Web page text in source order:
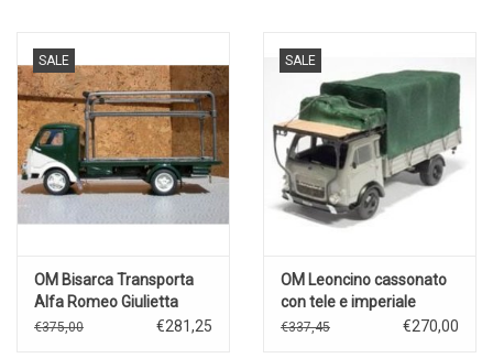
SALE
OM Bisarca Transporta
Alfa Romeo Giulietta
Zagato Le
€375,00 €281,25
SALE
OM Leoncino cassonato
con tele e imperiale
€337,45 €270,00